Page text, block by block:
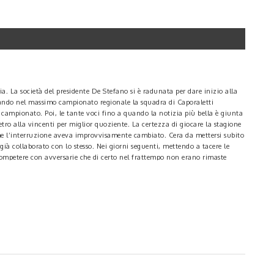
La società del presidente De Stefano si è radunata per dare inizio alla
nel massimo campionato regionale la squadra di Caporaletti
Poi, le tante voci fino a quando la notizia più bella è giunta
alla vincenti per miglior quoziente. La certezza di giocare la stagione
aveva improvvisamente cambiato. Cera da mettersi subito
collaborato con lo stesso. Nei giorni seguenti, mettendo a tacere le
con avversarie che di certo nel frattempo non erano rimaste
affino del gol, a seguire è la volta del centrale difensivo, atto a giocare
De Stefano. “Non siamo degli sprovveduti, e non piace essere